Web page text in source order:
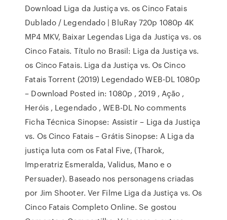
Download Liga da Justiça vs. os Cinco Fatais
Dublado / Legendado | BluRay 720p 1080p 4K
MP4 MKV, Baixar Legendas Liga da Justiça vs. os
Cinco Fatais. Título no Brasil: Liga da Justiça vs.
os Cinco Fatais. Liga da Justiça vs. Os Cinco
Fatais Torrent (2019) Legendado WEB-DL 1080p
– Download Posted in: 1080p , 2019 , Ação ,
Heróis , Legendado , WEB-DL No comments
Ficha Técnica Sinopse: Assistir – Liga da Justiça
vs. Os Cinco Fatais – Grátis Sinopse: A Liga da
justiça luta com os Fatal Five, (Tharok,
Imperatriz Esmeralda, Validus, Mano e o
Persuader). Baseado nos personagens criadas
por Jim Shooter. Ver Filme Liga da Justiça vs. Os
Cinco Fatais Completo Online. Se gostou